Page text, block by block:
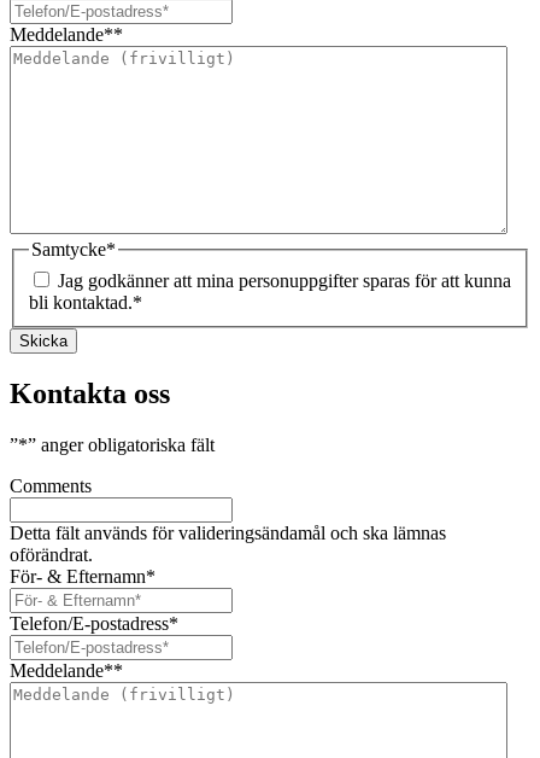
Meddelande**
Samtycke*
Jag godkänner att mina personuppgifter sparas för att kunna
bli kontaktad.*
Skicka
Kontakta oss
”*” anger obligatoriska fält
Comments
Detta fält används för valideringsändamål och ska lämnas
oförändrat.
För- & Efternamn*
Telefon/E-postadress*
Meddelande**